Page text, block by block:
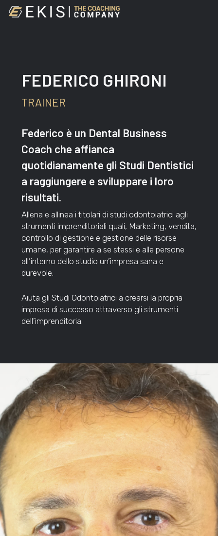
Skip
FEDERICO GHIRONI
TRAINER
Federico è un Dental Business
Coach che affianca
quotidianamente gli Studi Dentistici
a raggiungere e sviluppare i loro
risultati.
Allena e allinea i titolari di studi odontoiatrici agli
strumenti imprenditoriali quali, Marketing, vendita,
controllo di gestione e gestione delle risorse
umane, per garantire a se stessi e alle persone
all’interno dello studio un’impresa sana e
durevole.
Aiuta gli Studi Odontoiatrici a crearsi la propria
impresa di successo attraverso gli strumenti
dell’imprenditoria.